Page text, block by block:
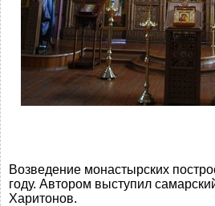
Возведение монастырских
году. Автором выступил
Харитонов.